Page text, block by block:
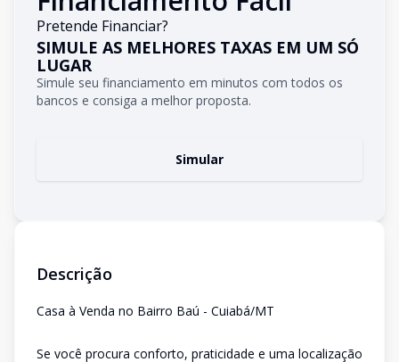
Pretende Financiar?
SIMULE AS MELHORES TAXAS EM UM SÓ
LUGAR
Simule seu financiamento em minutos com todos os
bancos e consiga a melhor proposta.
Simular
Descrição
Casa à Venda no Bairro Baú - Cuiabá/MT
Se você procura conforto, praticidade e uma localização